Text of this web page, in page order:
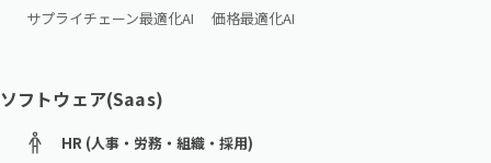
サプライチェーン最適化AI
価格最適化AI
ソフトウェア(Saas)
HR (人事・労務・組織・採用)